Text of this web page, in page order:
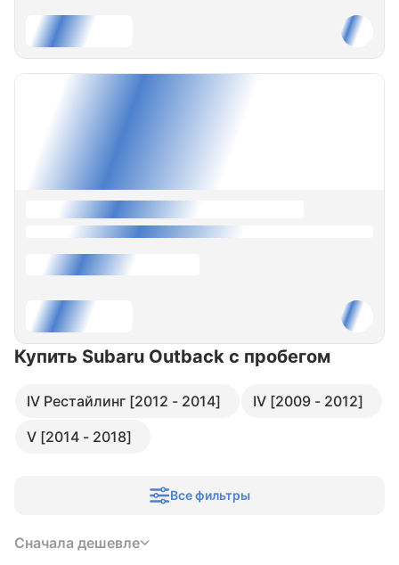
Купить Subaru Outback с пробегом
IV Рестайлинг [2012 - 2014]
IV [2009 - 2012]
V [2014 - 2018]
Все фильтры
Сначала дешевле